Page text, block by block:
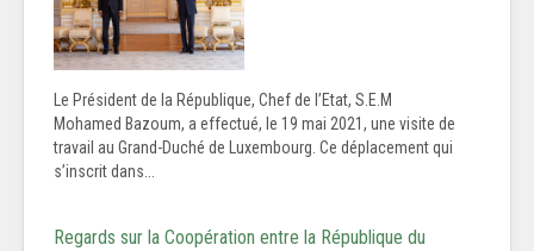
Le Président de la République, Chef de l’Etat, S.E.M
Mohamed Bazoum, a effectué, le 19 mai 2021, une visite de
travail au Grand-Duché de Luxembourg. Ce déplacement qui
s’inscrit dans...
Regards sur la Coopération entre la République du